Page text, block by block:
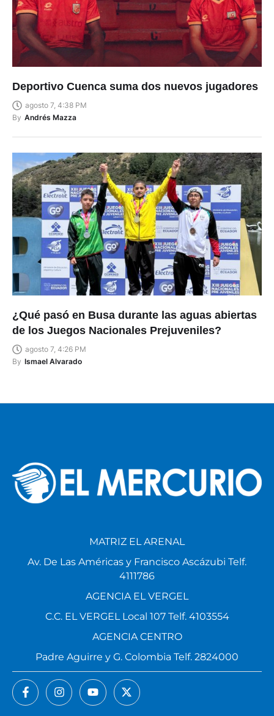
Deportivo Cuenca suma dos nuevos jugadores
agosto 7, 4:38 PM
By
Andrés Mazza
¿Qué pasó en Busa durante las aguas abiertas
de los Juegos Nacionales Prejuveniles?
agosto 7, 4:26 PM
By
Ismael Alvarado
Av. De Las Américas y Francisco Ascázubi Telf.
4111786
AGENCIA EL VERGEL
C.C. EL VERGEL Local 107 Telf. 4103554
AGENCIA CENTRO
Padre Aguirre y G. Colombia Telf. 2824000